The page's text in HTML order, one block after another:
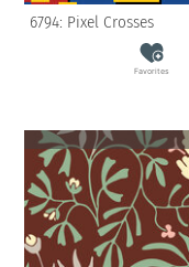
6794: Pixel Crosses
Favorites